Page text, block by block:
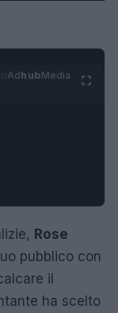
AdhubMedia
Rose
pubblico con
il
ha scelto